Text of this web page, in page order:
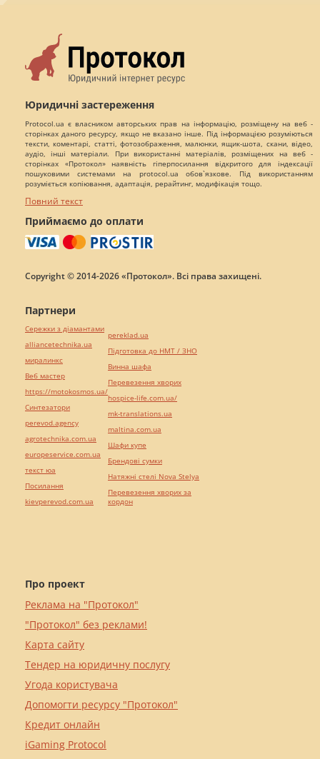
Юридичні застереження
Protocol.ua є власником авторських прав на інформацію, розміщену на веб -
сторінках даного ресурсу, якщо не вказано інше. Під інформацією розуміються
тексти, коментарі, статті, фотозображення, малюнки, ящик-шота, скани, відео,
аудіо, інші матеріали. При використанні матеріалів, розміщених на веб -
сторінках «Протокол» наявність гіперпосилання відкритого для індексації
пошуковими системами на protocol.ua обов`язкове. Під використанням
розуміється копіювання, адаптація, рерайтинг, модифікація тощо.
Повний текст
Приймаємо до оплати
Copyright © 2014-2026 «Протокол». Всі права захищені.
Про проект
Реклама на "Протокол"
"Протокол" без реклами!
Карта сайту
Тендер на юридичну послугу
Угода користувача
Допомогти ресурсу "Протокол"
Кредит онлайн
iGaming Protocol
Партнери
Сережки з діамантами
alliancetechnika.ua
миралинкс
Веб мастер
https://motokosmos.ua/
Синтезатори
perevod.agency
agrotechnika.com.ua
europeservice.com.ua
текст юа
Посилання
kievperevod.com.ua
pereklad.ua
Підготовка до НМТ / ЗНО
Винна шафа
Перевезення хворих
hospice-life.com.ua/
mk-translations.ua
maltina.com.ua
Шафи купе
Брендові сумки
Натяжні стелі Nova Stelya
Перевезення хворих за
кордон